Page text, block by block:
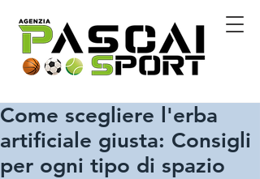
Come scegliere l'erba
artificiale giusta: Consigli
per ogni tipo di spazio